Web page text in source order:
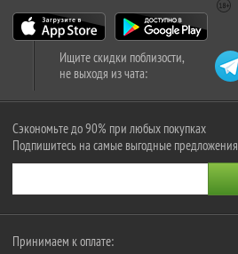
Ищите скидки поблизости,
не выходя из чата:
Сэкономьте до 90% при любых покупках
Подпишитесь на самые выгодные предложения
Принимаем к оплате: